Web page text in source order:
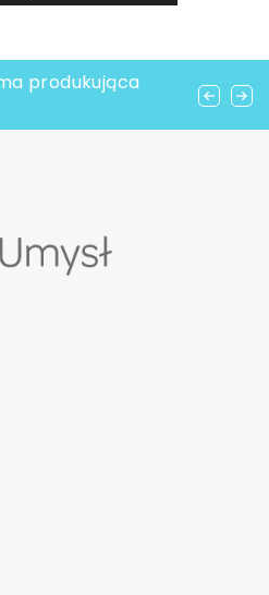
bookingowa?
produkująca
– jakie elementy